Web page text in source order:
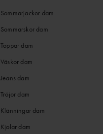
Sommarjackor dam
Sommarskor dam
Toppar dam
Väskor dam
Jeans dam
Tröjor dam
Klänningar dam
Kjolar dam